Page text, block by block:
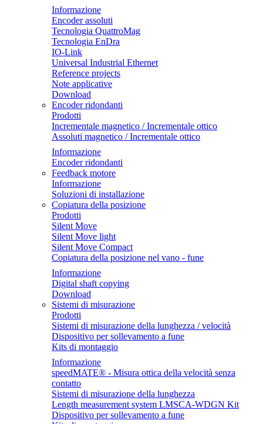
Informazione
Encoder assoluti
Tecnologia QuattroMag
Tecnologia EnDra
IO-Link
Universal Industrial Ethernet
Reference projects
Note applicative
Download
Encoder ridondanti
Prodotti
Incrementale magnetico / Incrementale ottico
Assoluti magnetico / Incrementale ottico
Informazione
Encoder ridondanti
Feedback motore
Informazione
Soluzioni di installazione
Copiatura della posizione
Prodotti
Silent Move
Silent Move light
Silent Move Compact
Copiatura della posizione nel vano - fune
Informazione
Digital shaft copying
Download
Sistemi di misurazione
Prodotti
Sistemi di misurazione della lunghezza / velocità
Dispositivo per sollevamento a fune
Kits di montaggio
Informazione
speedMATE® - Misura ottica della velocità senza
contatto
Sistemi di misurazione della lunghezza
Length measurement system LMSCA-WDGN Kit
Dispositivo per sollevamento a fune